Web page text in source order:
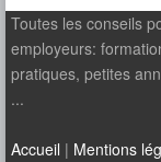
Toutes les conseils
employeurs:
pratiques, petites
...
Accueil | Mentions